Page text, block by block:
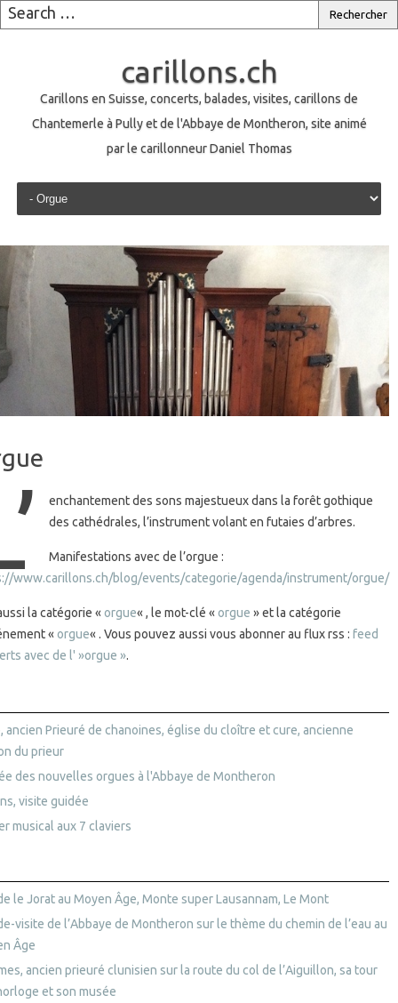
carillons.ch
Carillons en Suisse, concerts, balades, visites, carillons de
Chantemerle à Pully et de l'Abbaye de Montheron, site animé
par le carillonneur Daniel Thomas
Skip to content
enchantement des sons majestueux dans la forêt gothique
des cathédrales, l’instrument volant en futaies d’arbres.
Manifestations avec de l’orgue :
www.carillons.ch/blog/events/categorie/agenda/instrument/orgue/
la catégorie « orgue« , le mot-clé « orgue » et la catégorie
« orgue« . Vous pouvez aussi vous abonner au flux rss : feed
avec de l' »orgue ».
ancien Prieuré de chanoines, église du cloître et cure, ancienne
du prieur
des nouvelles orgues à l'Abbaye de Montheron
visite guidée
musical aux 7 claviers
le Jorat au Moyen Âge, Monte super Lausannam, Le Mont
visite de l’Abbaye de Montheron sur le thème du chemin de l’eau au
Âge
ancien prieuré clunisien sur la route du col de l’Aiguillon, sa tour
et son musée